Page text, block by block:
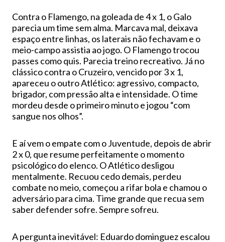
Contra o Flamengo, na goleada de 4 x 1, o Galo
parecia um time sem alma. Marcava mal, deixava
espaço entre linhas, os laterais não fechavam e o
meio-campo assistia ao jogo. O Flamengo trocou
passes como quis. Parecia treino recreativo. Já no
clássico contra o Cruzeiro, vencido por 3 x 1,
apareceu o outro Atlético: agressivo, compacto,
brigador, com pressão alta e intensidade. O time
mordeu desde o primeiro minuto e jogou “com
sangue nos olhos”.
E aí vem o empate com o Juventude, depois de abrir
2 x 0, que resume perfeitamente o momento
psicológico do elenco. O Atlético desligou
mentalmente. Recuou cedo demais, perdeu
combate no meio, começou a rifar bola e chamou o
adversário para cima. Time grande que recua sem
saber defender sofre. Sempre sofreu.
A pergunta inevitável: Eduardo dominguez escalou